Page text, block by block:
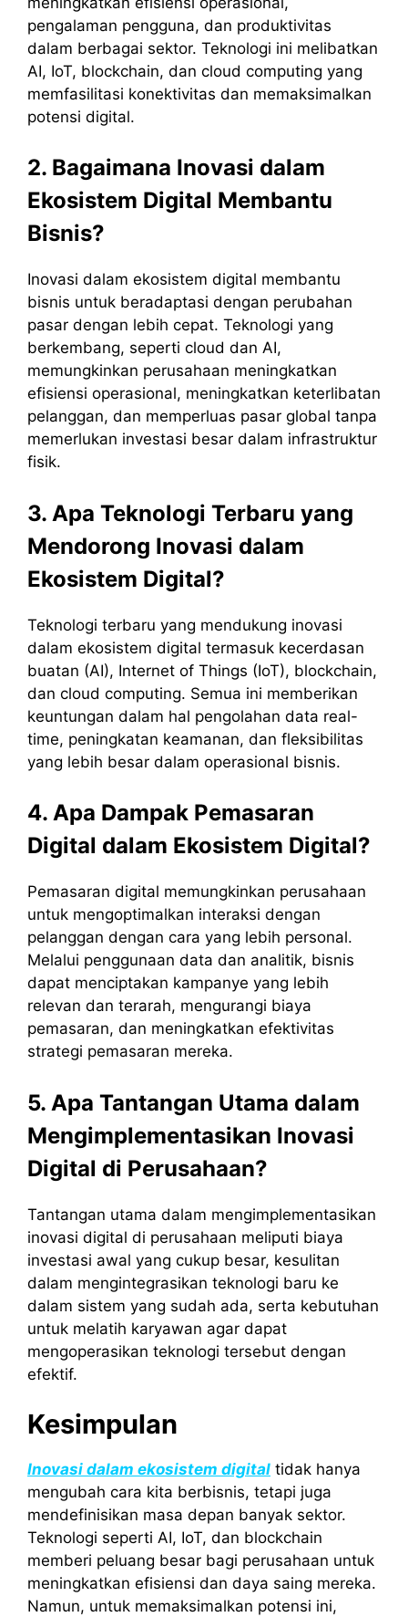
pengalaman pengguna, dan produktivitas
dalam berbagai sektor. Teknologi ini melibatkan
AI, IoT, blockchain, dan cloud computing yang
memfasilitasi konektivitas dan memaksimalkan
potensi digital.
2. Bagaimana Inovasi dalam
Ekosistem Digital Membantu
Bisnis?
Inovasi dalam ekosistem digital membantu
bisnis untuk beradaptasi dengan perubahan
pasar dengan lebih cepat. Teknologi yang
berkembang, seperti cloud dan AI,
memungkinkan perusahaan meningkatkan
efisiensi operasional, meningkatkan keterlibatan
pelanggan, dan memperluas pasar global tanpa
memerlukan investasi besar dalam infrastruktur
fisik.
3. Apa Teknologi Terbaru yang
Mendorong Inovasi dalam
Ekosistem Digital?
Teknologi terbaru yang mendukung inovasi
dalam ekosistem digital termasuk kecerdasan
buatan (AI), Internet of Things (IoT), blockchain,
dan cloud computing. Semua ini memberikan
keuntungan dalam hal pengolahan data real-
time, peningkatan keamanan, dan fleksibilitas
yang lebih besar dalam operasional bisnis.
4. Apa Dampak Pemasaran
Digital dalam Ekosistem Digital?
Pemasaran digital memungkinkan perusahaan
untuk mengoptimalkan interaksi dengan
pelanggan dengan cara yang lebih personal.
Melalui penggunaan data dan analitik, bisnis
dapat menciptakan kampanye yang lebih
relevan dan terarah, mengurangi biaya
pemasaran, dan meningkatkan efektivitas
strategi pemasaran mereka.
5. Apa Tantangan Utama dalam
Mengimplementasikan Inovasi
Digital di Perusahaan?
Tantangan utama dalam mengimplementasikan
inovasi digital di perusahaan meliputi biaya
investasi awal yang cukup besar, kesulitan
dalam mengintegrasikan teknologi baru ke
dalam sistem yang sudah ada, serta kebutuhan
untuk melatih karyawan agar dapat
mengoperasikan teknologi tersebut dengan
efektif.
Kesimpulan
Inovasi dalam ekosistem digital tidak hanya
mengubah cara kita berbisnis, tetapi juga
mendefinisikan masa depan banyak sektor.
Teknologi seperti AI, IoT, dan blockchain
memberi peluang besar bagi perusahaan untuk
meningkatkan efisiensi dan daya saing mereka.
Namun, untuk memaksimalkan potensi ini,